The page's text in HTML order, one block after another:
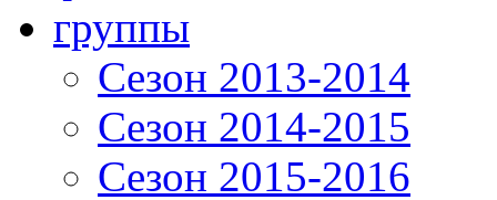
группы
Сезон 2013-2014
Сезон 2014-2015
Сезон 2015-2016